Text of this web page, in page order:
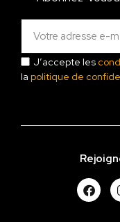
J’accepte les
la politique de